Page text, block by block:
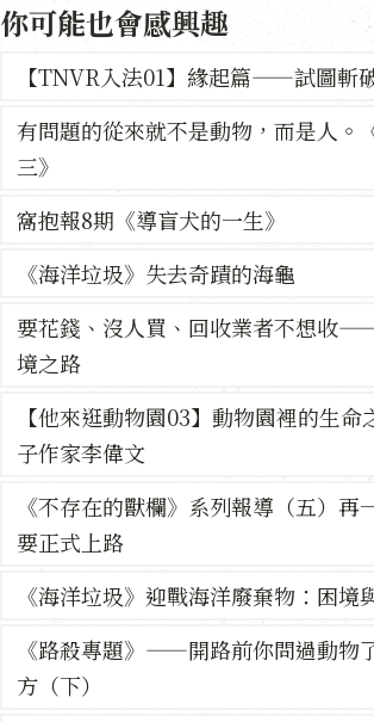
你可能也會感興趣
【TNVR入法01】緣起篇——試圖斬
有問題的從來就不是動物，而是人。
三》
窩抱報8期《導盲犬的一生》
《海洋垃圾》失去奇蹟的海龜
要花錢、沒人買、回收業者不想收
境之路
【他來逛動物園03】動物園裡的生
子作家李偉文
《不存在的獸欄》系列報導（五）再
要正式上路
《海洋垃圾》迎戰海洋廢棄物：困境
《路殺專題》——開路前你問過動物
方（下）